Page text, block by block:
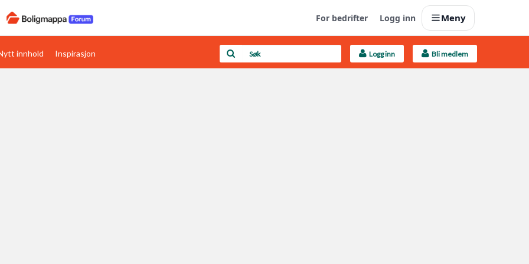
For bedrifter Logg inn Meny
Boligens papirer Last opp selv
innhold Inspirasjon Logg inn Bli medlem